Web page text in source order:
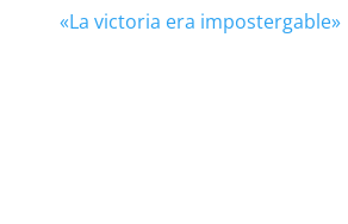
«La victoria era impostergable»